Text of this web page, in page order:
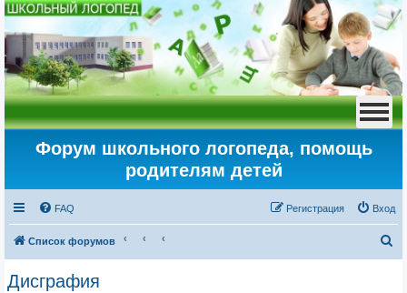
Форум школьного логопеда, помощь
родителям детей
FAQ Вход
Регистрация
Список форумов
о
Дисграфия